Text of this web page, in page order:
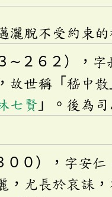
灑脫不受約束
∼２６２），
故世稱「嵇中
七賢 」。後為
０），字安
，尤長於哀誄